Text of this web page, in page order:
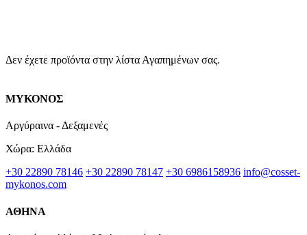
Δεν έχετε προϊόντα στην λίστα Αγαπημένων σας.
ΜΥΚΟΝΟΣ
Αργύραινα - Δεξαμενές
Χώρα: Ελλάδα
+30 22890 78146 +30 22890 78147 +30 6986158936 info@cosset-
mykonos.com
ΑΘΗΝΑ